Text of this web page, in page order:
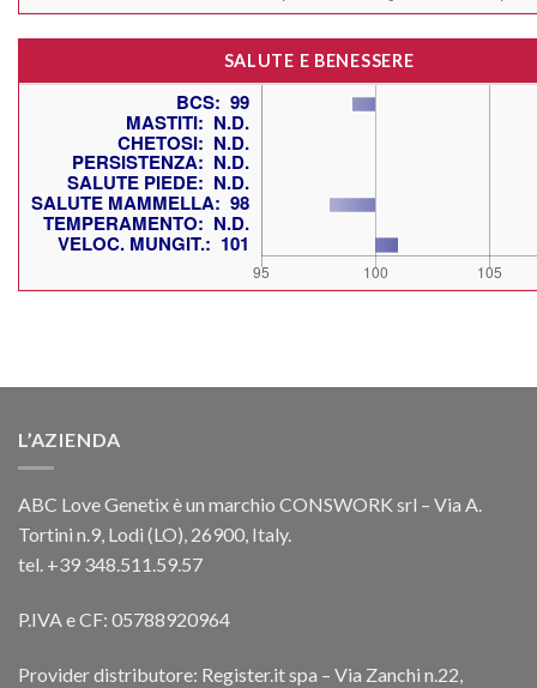
SALUTE E BENESSERE
L’AZIENDA
ABC Love Genetix è un marchio CONSWORK srl – Via A.
Tortini n.9, Lodi (LO), 26900, Italy.
tel. +39 348.511.59.57
P.IVA e CF: 05788920964
Provider distributore: Register.it spa – Via Zanchi n.22,